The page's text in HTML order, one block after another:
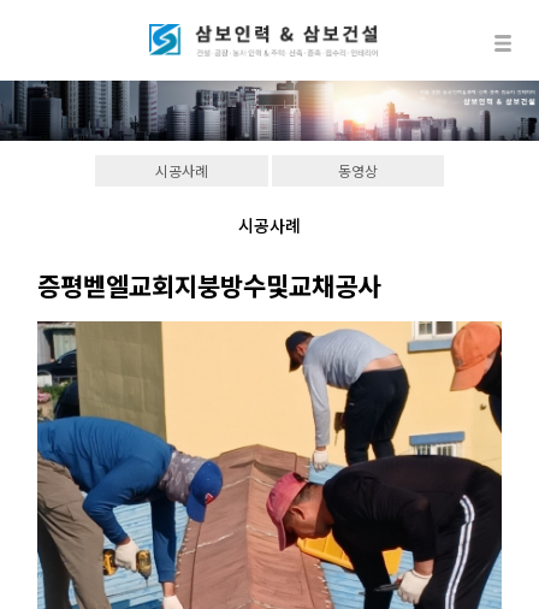
시공사례 동영상
시공사례
증평벧엘교회지붕방수및교채공사